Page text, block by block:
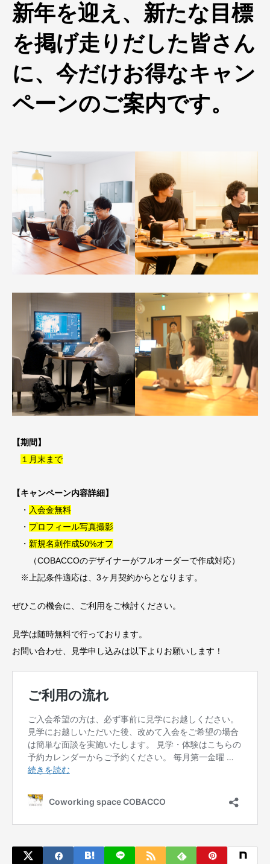
新年を迎え、新たな目標
を掲げ走りだした皆さん
に、今だけお得なキャン
ペーンのご案内です。
【期間】
１月末まで
【キャンペーン内容詳細】
・ 入会金無料
・ プロフィール写真撮影
・ 新規名刺作成50%オフ
（COBACCOのデザイナーがフルオーダーで作成対応）
※上記条件適応は、3ヶ月契約からとなります。
ぜひこの機会に、ご利用をご検討ください。
見学は随時無料で行っております。
お問い合わせ、見学申し込みは以下よりお願いします！